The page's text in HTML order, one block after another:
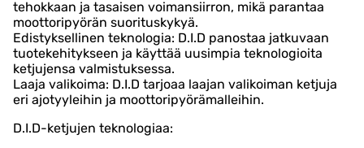
tehokkaan ja tasaisen voimansiirron, mikä parantaa
moottoripyörän suorituskykyä.
Edistyksellinen teknologia: D.I.D panostaa jatkuvaan
tuotekehitykseen ja käyttää uusimpia teknologioita
ketjujensa valmistuksessa.
Laaja valikoima: D.I.D tarjoaa laajan valikoiman ketjuja
eri ajotyyleihin ja moottoripyörämalleihin.
D.I.D-ketjujen teknologiaa: